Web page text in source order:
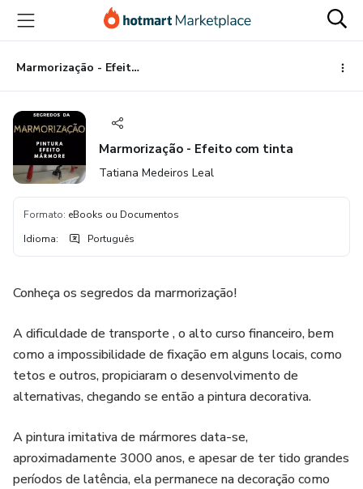
para
conteúdo
principal
para
pagamento
para
rodapé
Marmorização - Efeito com tinta
Marmorização - Efeito com tinta
Tatiana Medeiros Leal
Formato: eBooks ou Documentos
Idioma: Português
Conheça os segredos da marmorização!
A dificuldade de transporte , o alto curso financeiro, bem
como a impossibilidade de fixação em alguns locais, como
tetos e outros, propiciaram o desenvolvimento de
alternativas, chegando se então a pintura decorativa.
A pintura imitativa de mármores data-se,
aproximadamente 3000 anos, e apesar de ter tido grandes
períodos de latência, ela permanece na decoração como